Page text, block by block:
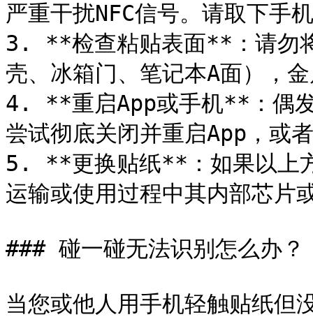
严重干扰NFC信号。请取下手
3. **检查粘贴表面**：请勿
壳、冰箱门、笔记本A面），
4. **重启App或手机**：偶发
尝试彻底关闭并重启App，或
5. **更换贴纸**：如果以上
运输或使用过程中其内部芯片
### 碰一碰无法识别怎么办？
当您或他人用手机轻触贴纸但